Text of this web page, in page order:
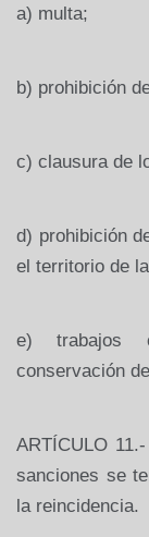
a) multa;
b) prohibición
c) clausura de
d) prohibición
el territorio de
e)
trabajos
conservación
ARTÍCULO
sanciones se
la reincidencia.